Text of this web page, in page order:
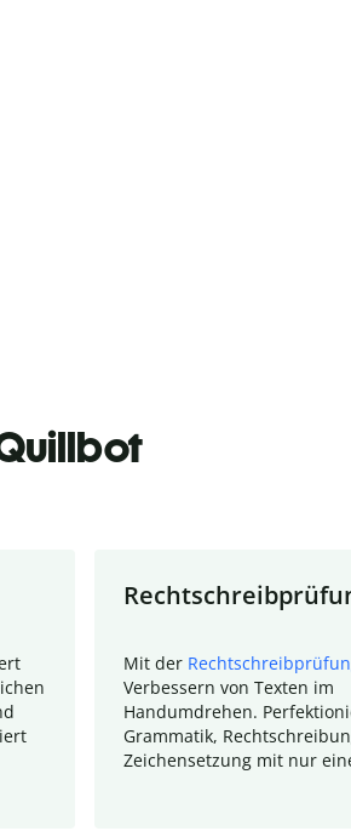
Mit der
Verbessern von Texten im
Handumdrehen.
Grammatik,
Zeichensetzung mit nur